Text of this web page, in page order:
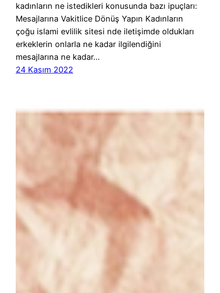
kadınların ne istedikleri konusunda bazı ipuçları:
Mesajlarına Vakitlice Dönüş Yapın Kadınların
çoğu islami evlilik sitesi nde iletişimde oldukları
erkeklerin onlarla ne kadar ilgilendiğini
mesajlarına ne kadar…
24 Kasım 2022